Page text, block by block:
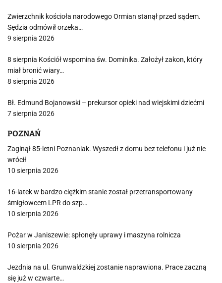
Zwierzchnik kościoła narodowego Ormian stanął przed sądem.
Sędzia odmówił orzeka…
9 sierpnia 2026
8 sierpnia Kościół wspomina św. Dominika. Założył zakon, który
miał bronić wiary…
8 sierpnia 2026
Bł. Edmund Bojanowski – prekursor opieki nad wiejskimi dziećmi
7 sierpnia 2026
POZNAŃ
Zaginął 85-letni Poznaniak. Wyszedł z domu bez telefonu i już nie
wrócił
10 sierpnia 2026
16-latek w bardzo ciężkim stanie został przetransportowany
śmigłowcem LPR do szp…
10 sierpnia 2026
Pożar w Janiszewie: spłonęły uprawy i maszyna rolnicza
10 sierpnia 2026
Jezdnia na ul. Grunwaldzkiej zostanie naprawiona. Prace zaczną
się już w czwarte…